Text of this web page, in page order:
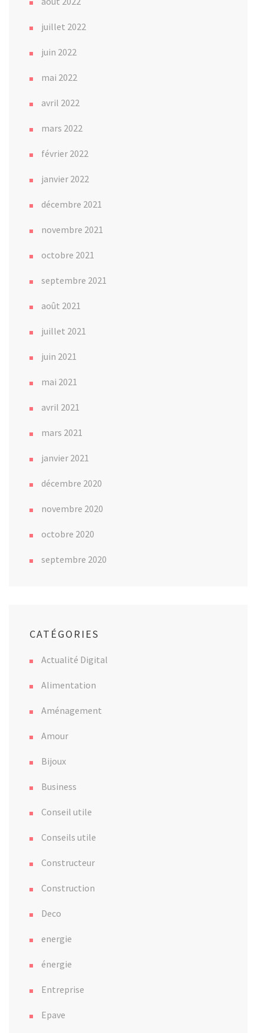
juillet 2022
juin 2022
mai 2022
avril 2022
mars 2022
février 2022
janvier 2022
décembre 2021
novembre 2021
octobre 2021
septembre 2021
août 2021
juillet 2021
juin 2021
mai 2021
avril 2021
mars 2021
janvier 2021
décembre 2020
novembre 2020
octobre 2020
septembre 2020
CATÉGORIES
Actualité Digital
Alimentation
Aménagement
Amour
Bijoux
Business
Conseil utile
Conseils utile
Constructeur
Construction
Deco
energie
énergie
Entreprise
Epave